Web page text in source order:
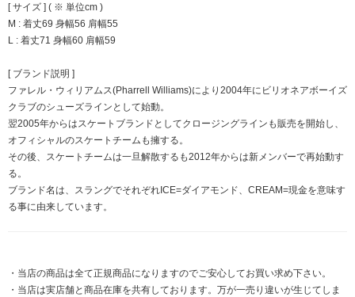
[ サイズ ] ( ※ 単位cm )
M : 着丈69 身幅56 肩幅55
L : 着丈71 身幅60 肩幅59
[ ブランド説明 ]
ファレル・ウィリアムス(Pharrell Williams)により2004年にビリオネアボーイズ
クラブのシューズラインとして始動。
翌2005年からはスケートブランドとしてクロージングラインも販売を開始し、
オフィシャルのスケートチームも擁する。
その後、スケートチームは一旦解散するも2012年からは新メンバーで再始動す
る。
ブランド名は、スラングでそれぞれICE=ダイアモンド、CREAM=現金を意味す
る事に由来しています。
・当店の商品は全て正規商品になりますのでご安心してお買い求め下さい。
・当店は実店舗と商品在庫を共有しております。万が一売り違いが生じてしま